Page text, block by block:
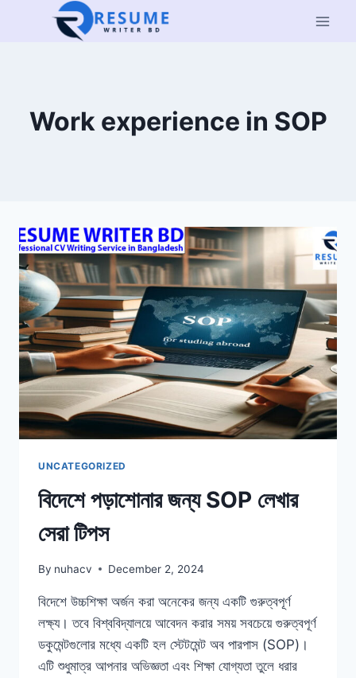
Work experience in SOP
UNCATEGORIZED
বিদেশে পড়াশোনার জন্য SOP লেখার
সেরা টিপস
By nuhacv December 2, 2024
বিদেশে উচ্চশিক্ষা অর্জন করা অনেকের জন্য একটি গুরুত্বপূর্ণ
লক্ষ্য। তবে বিশ্ববিদ্যালয়ে আবেদন করার সময় সবচেয়ে গুরুত্বপূর্ণ
ডকুমেন্টগুলোর মধ্যে একটি হল স্টেটমেন্ট অব পারপাস (SOP)।
এটি শুধুমাত্র আপনার অভিজ্ঞতা এবং শিক্ষা যোগ্যতা তুলে ধরার